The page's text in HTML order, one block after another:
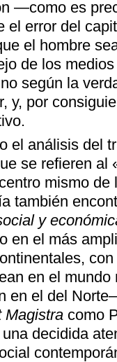
—como es
el error del
el hombre
de los
según la
y, por
el análisis del
se refieren al
mismo
también
y
en el más
en el
en el del
Magistracomo
decidida